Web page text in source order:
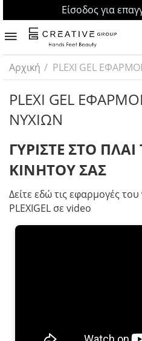
Είσοδος για
Αρχική / PLEXI GEL
PLEXI GEL
ΝΥΧΙΩΝ
ΓΥΡΙΣΤΕ ΣΤΟ
ΚΙΝΗΤΟΥ ΣΑΣ
Δείτε εδώ τις εφαρμογές
PLEXIGEL σε video